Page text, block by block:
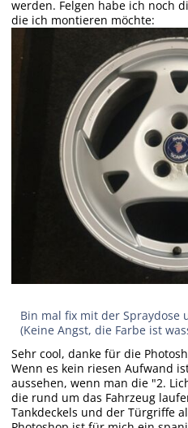
werden. Felgen habe ich noch
die ich montieren möchte:
Bin mal fix mit der Spraydose
(Keine Angst, die Farbe ist
Sehr cool, danke für die
Wenn es kein riesen Aufwand
aussehen, wenn man die "2.
die rund um das Fahrzeug
Tankdeckels und der Türgriffe